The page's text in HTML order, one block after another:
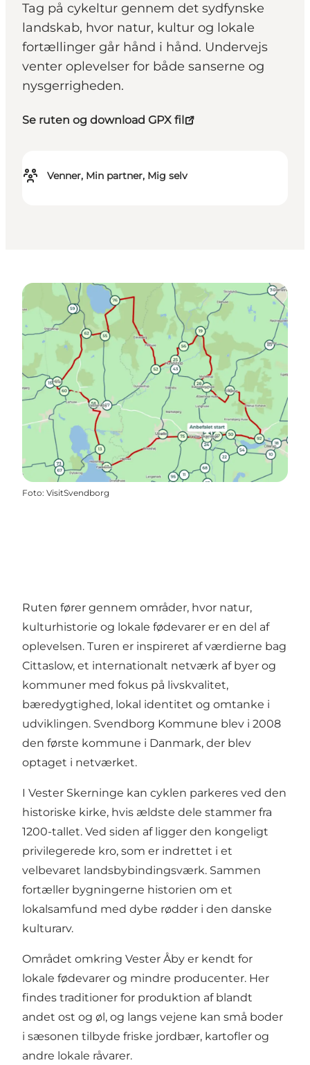
Tag på cykeltur gennem det sydfynske
landskab, hvor natur, kultur og lokale
fortællinger går hånd i hånd. Undervejs
venter oplevelser for både sanserne og
nysgerrigheden.
Se ruten og download GPX fil
Venner, Min partner, Mig selv
Foto: VisitSvendborg
Ruten fører gennem områder, hvor natur,
kulturhistorie og lokale fødevarer er en del af
oplevelsen. Turen er inspireret af værdierne bag
Cittaslow, et internationalt netværk af byer og
kommuner med fokus på livskvalitet,
bæredygtighed, lokal identitet og omtanke i
udviklingen. Svendborg Kommune blev i 2008
den første kommune i Danmark, der blev
optaget i netværket.
I Vester Skerninge kan cyklen parkeres ved den
historiske kirke, hvis ældste dele stammer fra
1200-tallet. Ved siden af ligger den kongeligt
privilegerede kro, som er indrettet i et
velbevaret landsbybindingsværk. Sammen
fortæller bygningerne historien om et
lokalsamfund med dybe rødder i den danske
kulturarv.
Området omkring Vester Åby er kendt for
lokale fødevarer og mindre producenter. Her
findes traditioner for produktion af blandt
andet ost og øl, og langs vejene kan små boder
i sæsonen tilbyde friske jordbær, kartofler og
andre lokale råvarer.